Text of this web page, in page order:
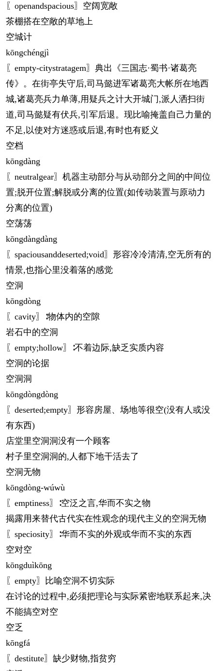
〖openandspacious〗空阔宽敞
茶棚搭在空敞的草地上
空城计
kōngchéngjì
〖empty-citystratagem〗典出《三国志·蜀书·诸葛亮
传》。在街亭失守后,司马懿进军诸葛亮大帐所在地西
城,诸葛亮兵力单薄,用疑兵之计大开城门,派人洒扫街
道,司马懿疑有伏兵,引军后退。现比喻掩盖自己力量的
不足,以使对方迷惑或后退,有时也有贬义
空档
kōngdàng
〖neutralgear〗机器主动部分与从动部分之间的中间位
置;脱开位置;解脱或分离的位置(如传动装置与原动力
分离的位置)
空荡荡
kōngdàngdàng
〖spaciousanddeserted;void〗形容冷冷清清,空无所有的
情景,也指心里没着落的感觉
空洞
kōngdòng
〖cavity〗∶物体内的空隙
岩石中的空洞
〖empty;hollow〗∶不着边际,缺乏实质内容
空洞的论据
空洞洞
kōngdòngdòng
〖deserted;empty〗形容房屋、场地等很空(没有人或没
有东西)
店堂里空洞洞没有一个顾客
村子里空洞洞的,人都下地干活去了
空洞无物
kōngdòng-wúwù
〖emptiness〗∶空泛之言,华而不实之物
揭露用来替代古代实在性观念的现代主义的空洞无物
〖speciosity〗∶华而不实的外观或华而不实的东西
空对空
kōngduìkōng
〖empty〗比喻空洞不切实际
在讨论的过程中,必须把理论与实际紧密地联系起来,决
不能搞空对空
空乏
kōngfá
〖destitute〗缺少财物,指贫穷